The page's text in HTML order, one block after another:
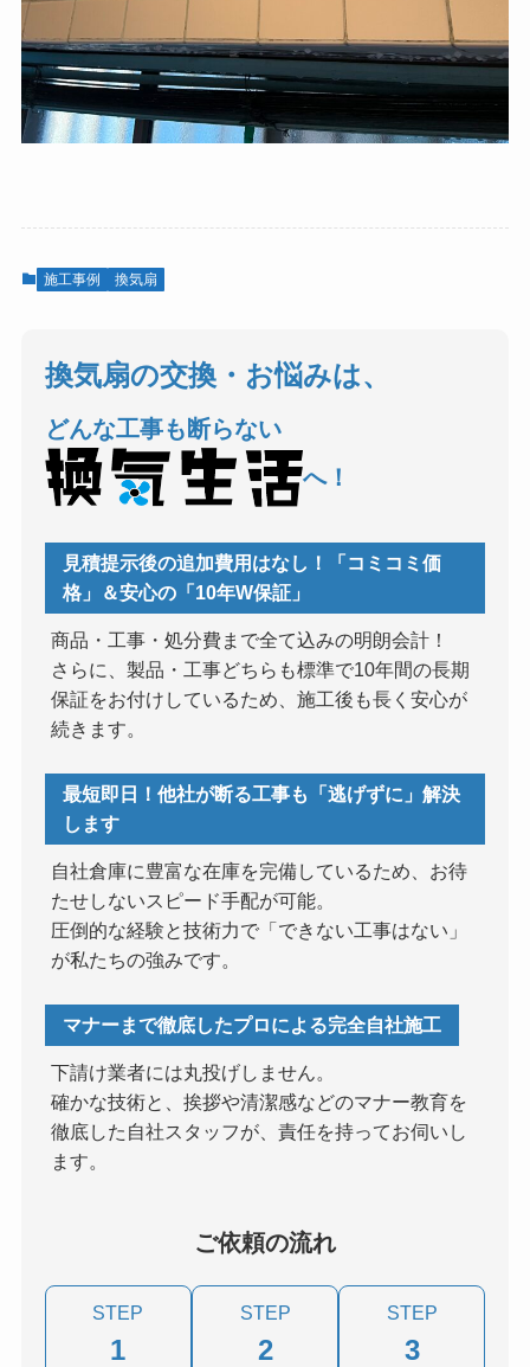
施工事例 換気扇
換気扇の交換・お悩みは、
どんな工事も断らない
へ！
見積提示後の追加費用はなし！「コミコミ価
格」＆安心の「10年W保証」
商品・工事・処分費まで全て込みの明朗会計！
さらに、製品・工事どちらも標準で10年間の長期
保証をお付けしているため、施工後も長く安心が
続きます。
最短即日！他社が断る工事も「逃げずに」解決
します
自社倉庫に豊富な在庫を完備しているため、お待
たせしないスピード手配が可能。
圧倒的な経験と技術力で「できない工事はない」
が私たちの強みです。
マナーまで徹底したプロによる完全自社施工
下請け業者には丸投げしません。
確かな技術と、挨拶や清潔感などのマナー教育を
徹底した自社スタッフが、責任を持ってお伺いし
ます。
ご依頼の流れ
STEP
1
STEP
2
STEP
3